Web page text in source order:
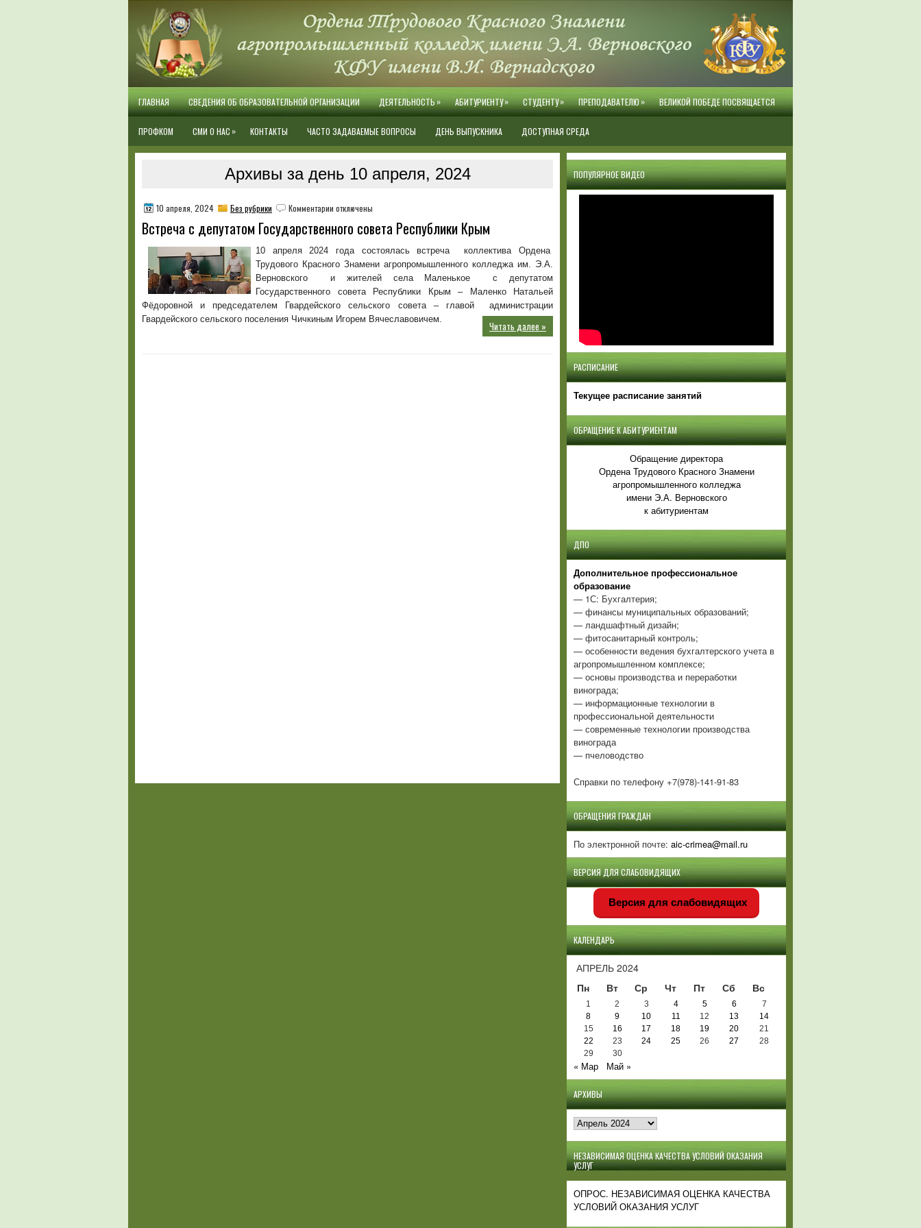
ГЛАВНАЯ СВЕДЕНИЯ ОБ ОБРАЗОВАТЕЛЬНОЙ ОРГАНИЗАЦИИ ДЕЯТЕЛЬНОСТЬ» АБИТУРИЕНТУ» СТУДЕНТУ» ПРЕПОДАВАТЕЛЮ» ВЕЛИКОЙ ПОБЕДЕ ПОСВЯЩАЕТСЯ
ПРОФКОМ СМИ О НАС » КОНТАКТЫ ЧАСТО ЗАДАВАЕМЫЕ ВОПРОСЫ ДЕНЬ ВЫПУСКНИКА ДОСТУПНАЯ СРЕДА
Архивы за день 10 апреля, 2024
10 апреля, 2024 Без рубрики Комментарии к
Встреча
депутатом
Государственного
совета
Республики
Крым
отключены
Встреча с депутатом Государственного совета Республики Крым
10 апреля 2024 года состоялась встреча коллектива Ордена
Трудового Красного Знамени агропромышленного колледжа им. Э.А.
Верновского и жителей села Маленькое с депутатом
Государственного совета Республики Крым – Маленко Натальей
Фёдоровной и председателем Гвардейского сельского совета – главой администрации
Гвардейского сельского поселения Чичкиным Игорем Вячеславовичем.
Читать далее »
ПОПУЛЯРНОЕ ВИДЕО
РАСПИСАНИЕ
Текущее расписание занятий
ОБРАЩЕНИЕ К АБИТУРИЕНТАМ
Обращение директора
Ордена Трудового Красного Знамени
агропромышленного колледжа
имени Э.А. Верновского
к абитуриентам
ДПО
Дополнительное профессиональное
образование
— 1С: Бухгалтерия;
— финансы муниципальных образований;
— ландшафтный дизайн;
— фитосанитарный контроль;
— особенности ведения бухгалтерского учета в
агропромышленном комплексе;
— основы производства и переработки
винограда;
— информационные технологии в
профессиональной деятельности
— современные технологии производства
винограда
— пчеловодство
Справки по телефону +7(978)-141-91-83
ОБРАЩЕНИЯ ГРАЖДАН
По электронной почте: aic-crimea@mail.ru
ВЕРСИЯ ДЛЯ СЛАБОВИДЯЩИХ
Версия для слабовидящих
КАЛЕНДАРЬ
АПРЕЛЬ 2024
Пн
Вт Ср Чт Пт Сб Вс
1 2 3 4 5 6
7
8
9 10 11 12 13
14
15
16 17 18 19 20
21
22
23 24 25 26 27
28
29
30
« Мар Май »
АРХИВЫ
Архивы
НЕЗАВИСИМАЯ ОЦЕНКА КАЧЕСТВА УСЛОВИЙ ОКАЗАНИЯ
УСЛУГ
ОПРОС. НЕЗАВИСИМАЯ ОЦЕНКА КАЧЕСТВА
УСЛОВИЙ ОКАЗАНИЯ УСЛУГ